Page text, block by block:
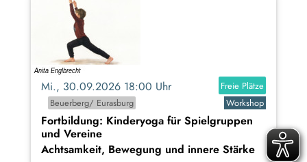
Mi., 30.09.2026 18:00 Uhr
Freie Plätze
Beuerberg/ Eurasburg
Workshop
Fortbildung: Kinderyoga für Spielgruppen
und Vereine
Achtsamkeit, Bewegung und innere Stärke